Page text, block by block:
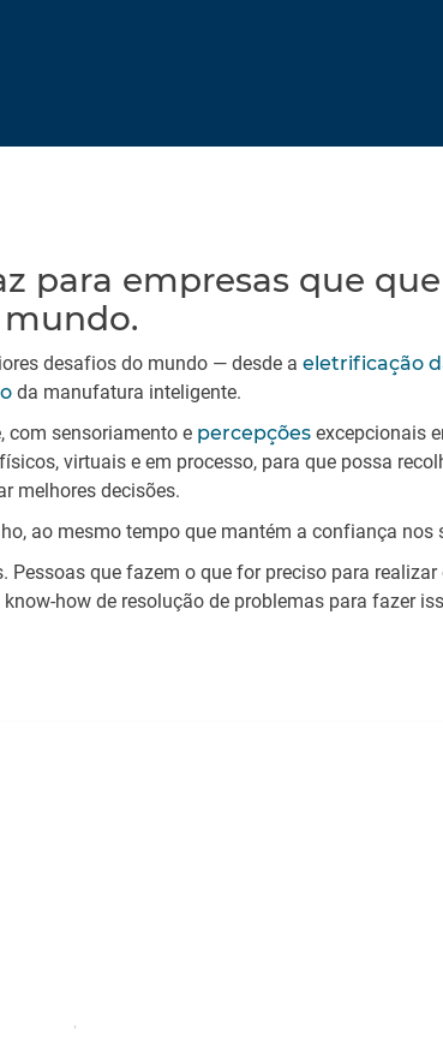
para empresas que
mundo.
desafios do mundo — desde a eletrificação
da manufatura inteligente.
com sensoriamento e percepções excepcionais
virtuais e em processo, para que possa
melhores decisões.
ao mesmo tempo que mantém a confiança nos
que fazem o que for preciso para
know-how de resolução de problemas para fazer